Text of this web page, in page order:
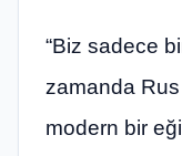
“Biz sadece
zamanda
modern bir